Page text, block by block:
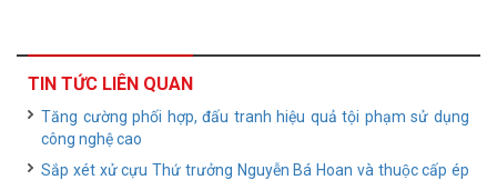
TIN TỨC LIÊN QUAN
Tăng cường phối hợp, đấu tranh hiệu quả tội phạm sử dụng
công nghệ cao
Sắp xét xử cựu Thứ trưởng Nguyễn Bá Hoan và thuộc cấp ép